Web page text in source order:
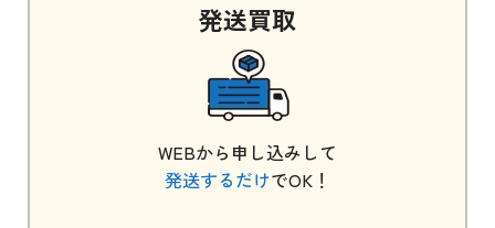
発送買取
WEBから申し込みして
発送するだけでOK！